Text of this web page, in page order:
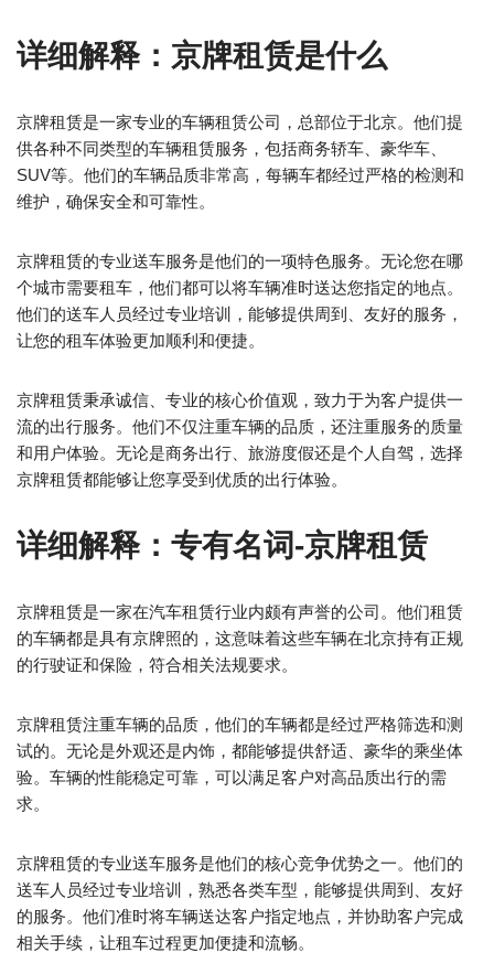
详细解释：京牌租赁是什么
京牌租赁是一家专业的车辆租赁公司，总部位于北京。他们提
供各种不同类型的车辆租赁服务，包括商务轿车、豪华车、
SUV等。他们的车辆品质非常高，每辆车都经过严格的检测和
维护，确保安全和可靠性。
京牌租赁的专业送车服务是他们的一项特色服务。无论您在哪
个城市需要租车，他们都可以将车辆准时送达您指定的地点。
他们的送车人员经过专业培训，能够提供周到、友好的服务，
让您的租车体验更加顺利和便捷。
京牌租赁秉承诚信、专业的核心价值观，致力于为客户提供一
流的出行服务。他们不仅注重车辆的品质，还注重服务的质量
和用户体验。无论是商务出行、旅游度假还是个人自驾，选择
京牌租赁都能够让您享受到优质的出行体验。
详细解释：专有名词-京牌租赁
京牌租赁是一家在汽车租赁行业内颇有声誉的公司。他们租赁
的车辆都是具有京牌照的，这意味着这些车辆在北京持有正规
的行驶证和保险，符合相关法规要求。
京牌租赁注重车辆的品质，他们的车辆都是经过严格筛选和测
试的。无论是外观还是内饰，都能够提供舒适、豪华的乘坐体
验。车辆的性能稳定可靠，可以满足客户对高品质出行的需
求。
京牌租赁的专业送车服务是他们的核心竞争优势之一。他们的
送车人员经过专业培训，熟悉各类车型，能够提供周到、友好
的服务。他们准时将车辆送达客户指定地点，并协助客户完成
相关手续，让租车过程更加便捷和流畅。